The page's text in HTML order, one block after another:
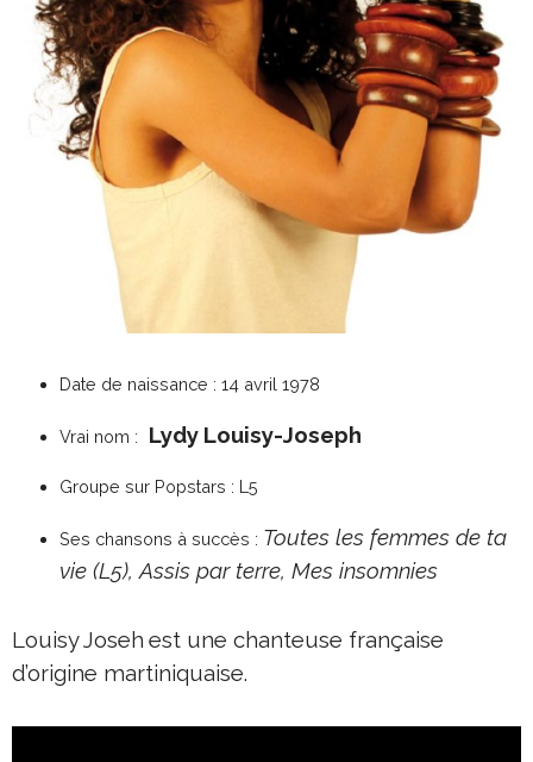
Date de naissance : 14 avril 1978
Vrai nom : Lydy Louisy-Joseph
Groupe sur Popstars : L5
Ses chansons à succès : Toutes les femmes de ta
vie (L5), Assis par terre, Mes insomnies
Louisy Joseh est une chanteuse française
d’origine martiniquaise.